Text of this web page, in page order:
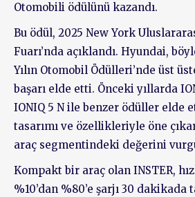
Otomobili ödülünü kazandı.
Bu ödül, 2025 New York
Fuarı’nda açıklandı. Hyundai,
Yılın Otomobil Ödülleri’nde üst
başarı elde etti. Önceki yıllarda
IONIQ 5 N ile benzer ödüller elde
tasarımı ve özellikleriyle öne
araç segmentindeki değerini
Kompakt bir araç olan INSTER,
%10’dan %80’e şarjı 30